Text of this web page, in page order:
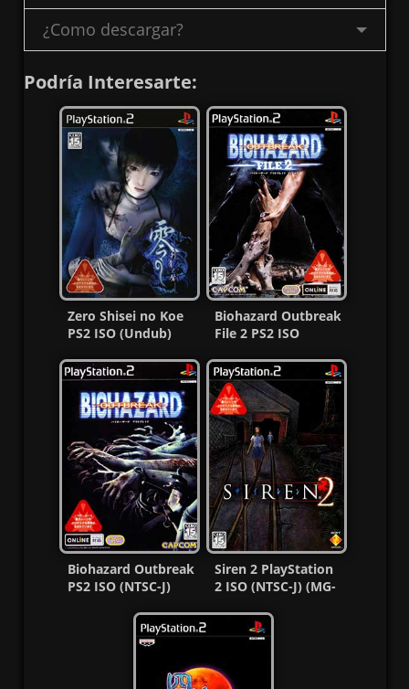
¿Como descargar?
Podría Interesarte:
Zero Shisei no Koe
PS2 ISO (Undub)
Biohazard Outbreak
File 2 PS2 ISO
Biohazard Outbreak
PS2 ISO (NTSC-J)
Siren 2 PlayStation
2 ISO (NTSC-J) (MG-